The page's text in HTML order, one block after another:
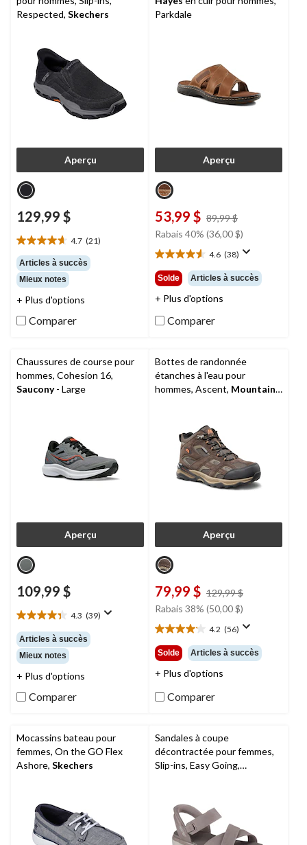
Respected, Skechers
Aperçu
129,99 $
4.7 (21)
4.7
étoile(s)
sur
5.
21
Articles à succès
Mieux notes
+ Plus d'options
Comparer
Parkdale
Aperçu
53,99 $ 89,99 $
était
Rabais 40% (36,00 $)
4.6 (38)
4.6
étoile(s)
sur
5.
évaluations
Solde Articles à succès
+ Plus d'options
Comparer
Chaussures de course pour
hommes, Cohesion 16,
Saucony- Large
Aperçu
109,99 $
4.3 (39)
4.3
étoile(s)
sur
5.
39
Articles à succès
Mieux notes
+ Plus d'options
Comparer
Bottes de randonnée
étanches à l'eau pour
hommes, Ascent, Mountain
Aperçu
79,99 $ 129,99 $
Rabais 38% (50,00 $)
4.2 (56)
4.2
étoile(s)
sur
5.
évaluations
Solde Articles à succès
+ Plus d'options
Comparer
Mocassins bateau pour
femmes, On the GO Flex
Ashore, Skechers
Sandales à coupe
décontractée pour femmes,
Slip-ins, Easy Going,